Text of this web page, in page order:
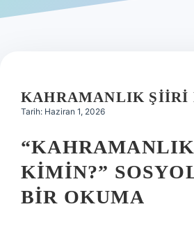
Hakkımızda
KAHRAMANLIK ŞIIRI
Tarih: Haziran 1, 2026
KIMIN?”
BIR OKUMA